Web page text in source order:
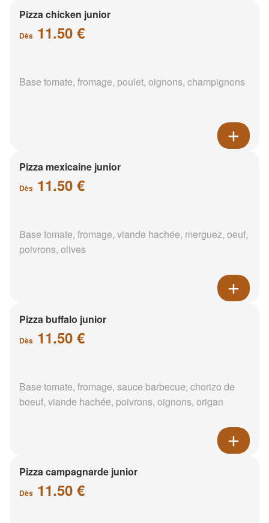
Pizza chicken junior
Dès 11.50 €
Base tomate, fromage, poulet, oignons, champignons
Pizza mexicaine junior
Dès 11.50 €
Base tomate, fromage, viande hachée, merguez, oeuf,
poivrons, olives
Pizza buffalo junior
Dès 11.50 €
Base tomate, fromage, sauce barbecue, chorizo de
boeuf, viande hachée, poivrons, oignons, origan
Pizza campagnarde junior
Dès 11.50 €